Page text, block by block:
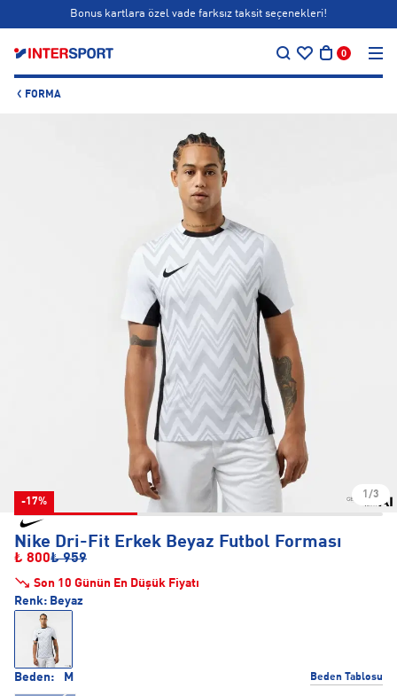
Bonus kartlara özel vade farksız taksit seçenekleri!
0
FORMA
-17%
1/3
Nike Dri-Fit Erkek Beyaz Futbol Forması
₺ 800₺ 959
Son 10 Günün En Düşük Fiyatı
Beden: M Beden Tablosu
Renk: Beyaz